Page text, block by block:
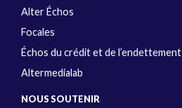
Alter Échos
Focales
Échos du crédit et de l’endettement
Altermedialab
NOUS SOUTENIR